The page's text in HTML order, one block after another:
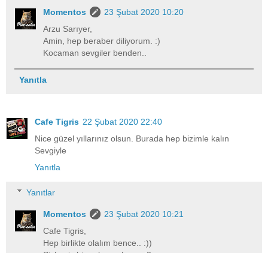
Momentos
23 Şubat 2020 10:20
Arzu Sarıyer,
Amin, hep beraber diliyorum. :)
Kocaman sevgiler benden..
Yanıtla
Cafe Tigris 22 Şubat 2020 22:40
Nice güzel yıllarınız olsun. Burada hep bizimle kalın
Sevgiyle
Yanıtla
Yanıtlar
Momentos
23 Şubat 2020 10:21
Cafe Tigris,
Hep birlikte olalım bence.. :))